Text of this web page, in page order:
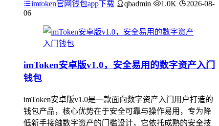
imtoken官网钱包app下载 qbadmin 1.0K
2026-08-
06
imToken安卓版v1.0，安全易用的数字资产入门
钱包
imToken安卓版v1.0是一款面向数字资产入门用户打造的
钱包产品，核心优势在于安全可靠与操作易用，专为降
低新手接触数字资产的门槛设计，它依托成熟的安全技